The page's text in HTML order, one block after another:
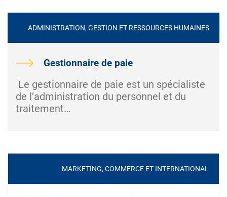
Gestionnaire de paie
ADMINISTRATION, GESTION ET RESSOURCES HUMAINES
Le gestionnaire de paie est un spécialiste
de l’administration du personnel et du
traitement…
MARKETING, COMMERCE ET INTERNATIONAL